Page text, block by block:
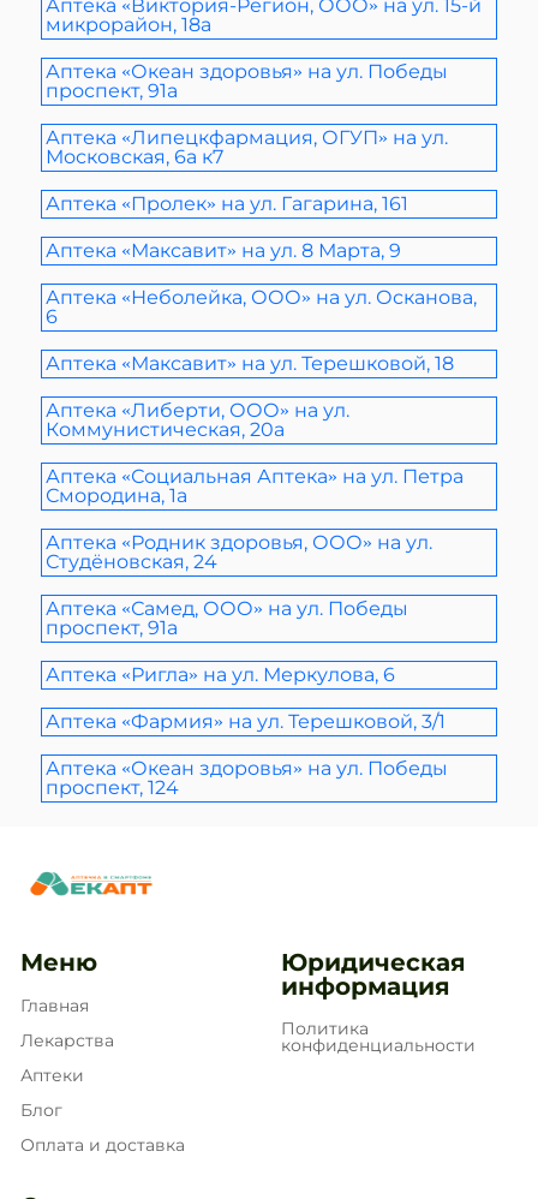
Аптека «Виктория-Регион, ООО» на ул. 15-й
микрорайон, 18а
Аптека «Океан здоровья» на ул. Победы
проспект, 91а
Аптека «Липецкфармация, ОГУП» на ул.
Московская, 6а к7
Аптека «Пролек» на ул. Гагарина, 161
Аптека «Максавит» на ул. 8 Марта, 9
Аптека «Неболейка, ООО» на ул. Осканова,
6
Аптека «Максавит» на ул. Терешковой, 18
Аптека «Либерти, ООО» на ул.
Коммунистическая, 20а
Аптека «Социальная Аптека» на ул. Петра
Смородина, 1а
Аптека «Родник здоровья, ООО» на ул.
Студёновская, 24
Аптека «Самед, ООО» на ул. Победы
проспект, 91а
Аптека «Ригла» на ул. Меркулова, 6
Аптека «Фармия» на ул. Терешковой, 3/1
Аптека «Океан здоровья» на ул. Победы
проспект, 124
Меню
Главная
Лекарства
Аптеки
Блог
Оплата и доставка
Юридическая
информация
Политика
конфиденциальности